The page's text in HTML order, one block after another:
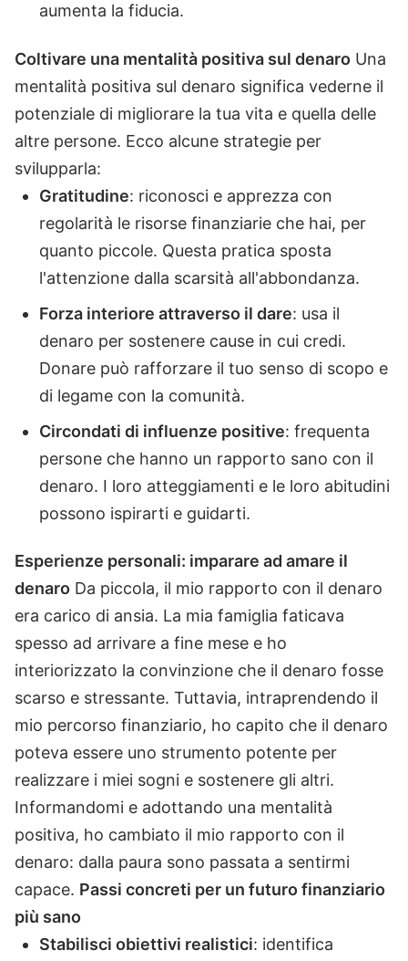
aumenta la fiducia.
Coltivare una mentalità positiva sul denaro Una
mentalità positiva sul denaro significa vederne il
potenziale di migliorare la tua vita e quella delle
altre persone. Ecco alcune strategie per
svilupparla:
Gratitudine: riconosci e apprezza con
regolarità le risorse finanziarie che hai, per
quanto piccole. Questa pratica sposta
l'attenzione dalla scarsità all'abbondanza.
Forza interiore attraverso il dare: usa il
denaro per sostenere cause in cui credi.
Donare può rafforzare il tuo senso di scopo e
di legame con la comunità.
Circondati di influenze positive: frequenta
persone che hanno un rapporto sano con il
denaro. I loro atteggiamenti e le loro abitudini
possono ispirarti e guidarti.
Esperienze personali: imparare ad amare il
denaro Da piccola, il mio rapporto con il denaro
era carico di ansia. La mia famiglia faticava
spesso ad arrivare a fine mese e ho
interiorizzato la convinzione che il denaro fosse
scarso e stressante. Tuttavia, intraprendendo il
mio percorso finanziario, ho capito che il denaro
poteva essere uno strumento potente per
realizzare i miei sogni e sostenere gli altri.
Informandomi e adottando una mentalità
positiva, ho cambiato il mio rapporto con il
denaro: dalla paura sono passata a sentirmi
capace. Passi concreti per un futuro finanziario
più sano
Stabilisci obiettivi realistici: identifica